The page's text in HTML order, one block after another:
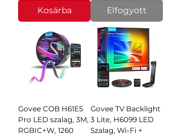
Kosárba Elfogyott
Govee COB H61E5
Pro LED szalag, 3M,
RGBIC+W, 1260
Govee TV Backlight
3 Lite, H6099 LED
Szalag, Wi-Fi +